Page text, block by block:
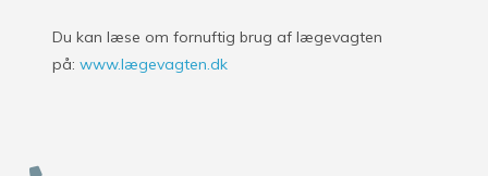
Du kan læse om fornuftig brug af lægevagten
på: www.lægevagten.dk